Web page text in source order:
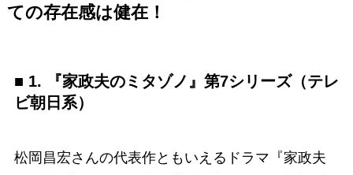
ての存在感は健在！
■ 1. 『家政夫のミタゾノ』第7シリーズ（テレ
ビ朝日系）
松岡昌宏さんの代表作ともいえるドラマ『家政夫